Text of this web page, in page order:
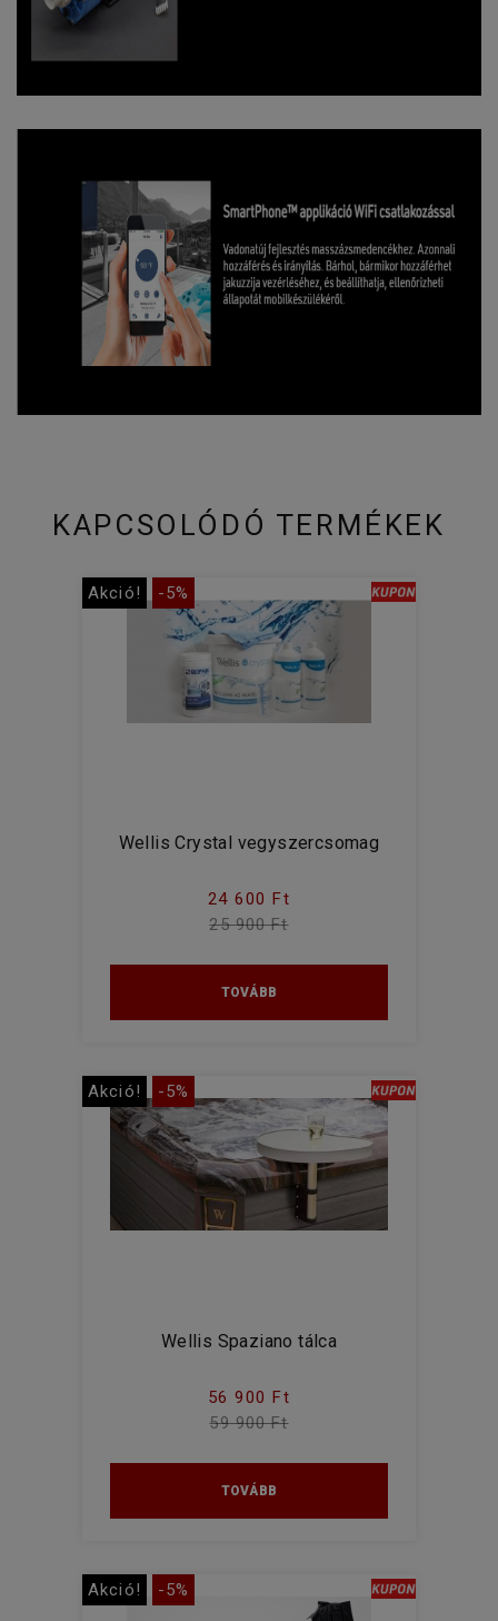
KAPCSOLÓDÓ TERMÉKEK
Akció! -5%
Wellis Crystal vegyszercsomag
24 600 Ft
25 900 Ft
TOVÁBB
Akció! -5%
Wellis Spaziano tálca
56 900 Ft
59 900 Ft
TOVÁBB
Akció! -5%